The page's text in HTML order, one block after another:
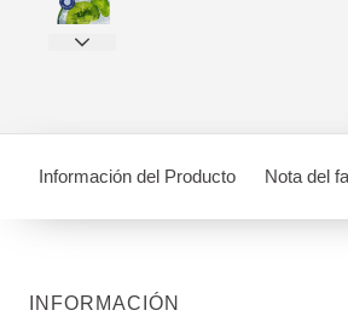
Información del Producto Nota del
INFORMACIÓN